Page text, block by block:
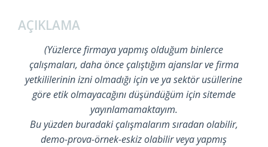
AÇIKLAMA
(Yüzlerce firmaya yapmış olduğum binlerce
çalışmaları, daha önce çalıştığım ajanslar ve firma
yetkililerinin izni olmadığı için ve ya sektör usüllerine
göre etik olmayacağını düşündüğüm için sitemde
yayınlamamaktayım.
Bu yüzden buradaki çalışmalarım sıradan olabilir,
demo-prova-örnek-eskiz olabilir veya yapmış